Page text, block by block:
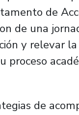
de
de una
y relevar
proceso
de